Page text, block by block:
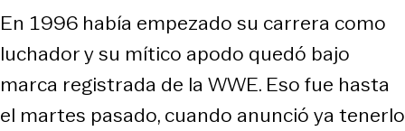
En 1996 había empezado su carrera como
luchador y su mítico apodo quedó bajo
marca registrada de la WWE. Eso fue hasta
el martes pasado, cuando anunció ya tenerlo